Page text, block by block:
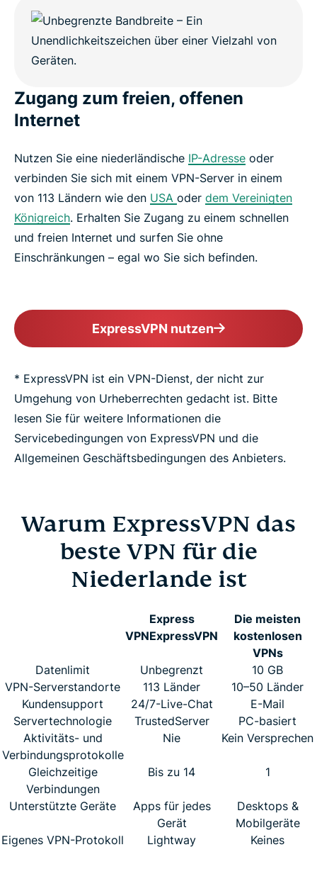
Zugang zum freien, offenen
Internet
Nutzen Sie eine niederländische IP-Adresse oder
verbinden Sie sich mit einem VPN-Server in einem
von 113 Ländern wie den USA oder dem Vereinigten
Königreich. Erhalten Sie Zugang zu einem schnellen
und freien Internet und surfen Sie ohne
Einschränkungen – egal wo Sie sich befinden.
ExpressVPN nutzen
* ExpressVPN ist ein VPN-Dienst, der nicht zur
Umgehung von Urheberrechten gedacht ist. Bitte
lesen Sie für weitere Informationen die
Servicebedingungen von ExpressVPN und die
Allgemeinen Geschäftsbedingungen des Anbieters.
Warum ExpressVPN das
beste VPN für die
Niederlande ist
Express
VPNExpressVPN
Die meisten
kostenlosen
VPNs
Datenlimit
Unbegrenzt
10 GB
VPN-Serverstandorte
113 Länder
10–50 Länder
Kundensupport
24/7-Live-Chat
E-Mail
Servertechnologie
TrustedServer
PC-basiert
Aktivitäts- und
Verbindungsprotokolle
Nie Kein Versprechen
Gleichzeitige
Verbindungen
Bis zu 14 1
Unterstützte Geräte
Apps für jedes
Gerät
Desktops &
Mobilgeräte
Eigenes VPN-Protokoll
Lightway Keines